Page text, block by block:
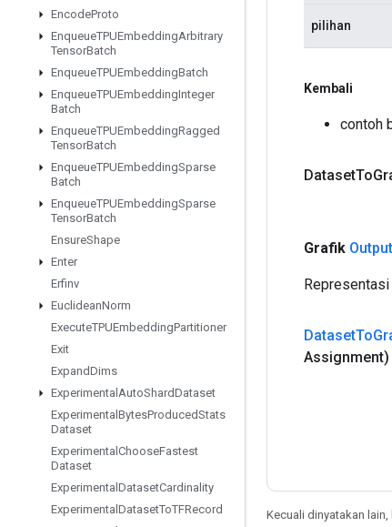
EncodeProto
EnqueueTPUEmbeddingArbitrary
TensorBatch
EnqueueTPUEmbeddingBatch
EnqueueTPUEmbeddingInteger
Batch
EnqueueTPUEmbeddingRagged
TensorBatch
EnqueueTPUEmbeddingSparse
Batch
EnqueueTPUEmbeddingSparse
TensorBatch
EnsureShape
Enter
Erfinv
EuclideanNorm
ExecuteTPUEmbeddingPartitioner
Exit
ExpandDims
Experimental AutoShardDataset
Experimental BytesProducedStats
Dataset
Experimental ChooseFastest
Dataset
Experimental DatasetCardinality
Experimental DatasetToTFRecord
pilihan
Kembali
contoh
DatasetTo
Grafik Output
DatasetTo
Assignment)
Kecuali dinyatakan